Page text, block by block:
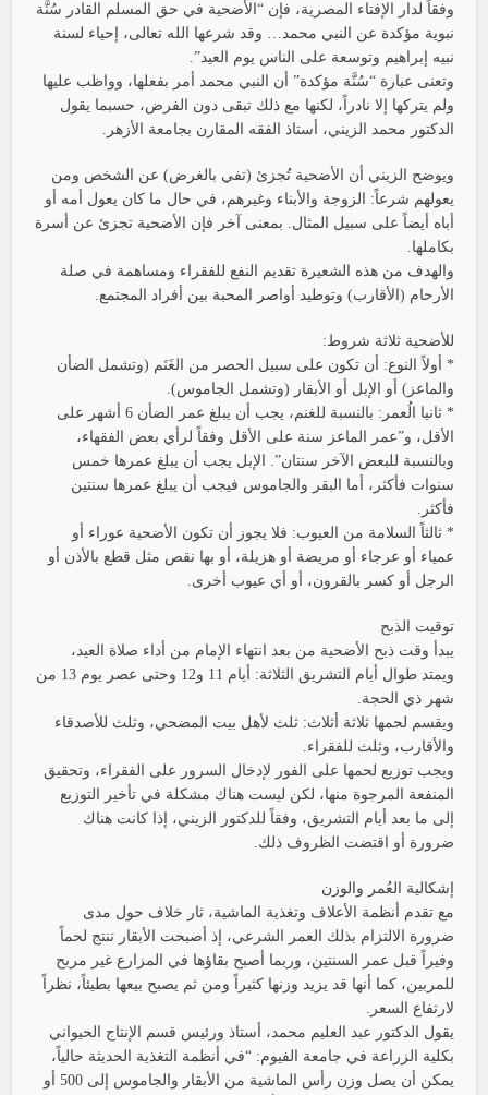
وفقاً لدار الإفتاء المصرية، فإن “الأضحية في حق المسلم القادر سُنَّة
نبوية مؤكدة عن النبي محمد… وقد شرعها الله تعالى، إحياء لسنة
نبيه إبراهيم وتوسعة على الناس يوم العيد”.
وتعنى عبارة “سُنَّة مؤكدة” أن النبي محمد أمر بفعلها، وواظب عليها
ولم يتركها إلا نادراً، لكنها مع ذلك تبقى دون الفرض، حسبما يقول
الدكتور محمد الزيني، أستاذ الفقه المقارن بجامعة الأزهر.
ويوضح الزيني أن الأضحية تُجزئ (تفي بالغرض) عن الشخص ومن
يعولهم شرعاً: الزوجة والأبناء وغيرهم، في حال ما كان يعول أمه أو
أباه أيضاً على سبيل المثال. بمعنى آخر فإن الأضحية تجزئ عن أسرة
بكاملها.
والهدف من هذه الشعيرة تقديم النفع للفقراء ومساهمة في صلة
الأرحام (الأقارب) وتوطيد أواصر المحبة بين أفراد المجتمع.
للأضحية ثلاثة شروط:
* أولاً النوع: أن تكون على سبيل الحصر من الغَنَم (وتشمل الضأن
والماعز) أو الإبل أو الأبقار (وتشمل الجاموس).
* ثانيا الُعمر: بالنسبة للغنم، يجب أن يبلغ عمر الضأن 6 أشهر على
الأقل، و”عمر الماعز سنة على الأقل وفقاً لرأي بعض الفقهاء،
وبالنسبة للبعض الآخر سنتان”. الإبل يجب أن يبلغ عمرها خمس
سنوات فأكثر، أما البقر والجاموس فيجب أن يبلغ عمرها سنتين
فأكثر.
* ثالثاً السلامة من العيوب: فلا يجوز أن تكون الأضحية عوراء أو
عمياء أو عرجاء أو مريضة أو هزيلة، أو بها نقص مثل قطع بالأذن أو
الرجل أو كسر بالقرون، أو أي عيوب أخرى.
توقيت الذبح
يبدأ وقت ذبح الأضحية من بعد انتهاء الإمام من أداء صلاة العيد،
ويمتد طوال أيام التشريق الثلاثة: أيام 11 و12 وحتى عصر يوم 13 من
شهر ذي الحجة.
ويقسم لحمها ثلاثة أثلاث: ثلث لأهل بيت المضحي، وثلث للأصدقاء
والأقارب، وثلث للفقراء.
ويجب توزيع لحمها على الفور لإدخال السرور على الفقراء، وتحقيق
المنفعة المرجوة منها، لكن ليست هناك مشكلة في تأخير التوزيع
إلى ما بعد أيام التشريق، وفقاً للدكتور الزيني، إذا كانت هناك
ضرورة أو اقتضت الظروف ذلك.
إشكالية العُمر والوزن
مع تقدم أنظمة الأعلاف وتغذية الماشية، ثار خلاف حول مدى
ضرورة الالتزام بذلك العمر الشرعي، إذ أصبحت الأبقار تنتج لحماً
وفيراً قبل عمر السنتين، وربما أصبح بقاؤها في المزارع غير مربح
للمربين، كما أنها قد يزيد وزنها كثيراً ومن ثم يصبح بيعها بطيئاً، نظراً
لارتفاع السعر.
يقول الدكتور عبد العليم محمد، أستاذ ورئيس قسم الإنتاج الحيواني
بكلية الزراعة في جامعة الفيوم: “في أنظمة التغذية الحديثة حالياً،
يمكن أن يصل وزن رأس الماشية من الأبقار والجاموس إلى 500 أو